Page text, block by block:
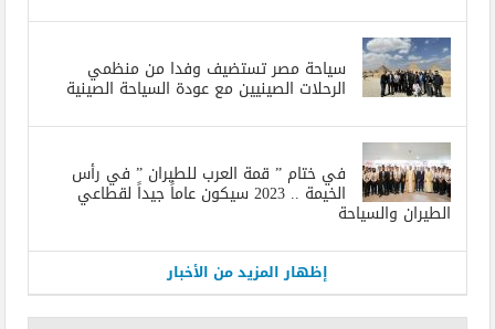
سياحة مصر تستضيف وفدا من منظمي
الرحلات الصينيين مع عودة السياحة الصينية
في ختام ” قمة العرب للطيران ” في رأس
الخيمة .. 2023 سيكون عاماً جيداً لقطاعي
الطيران والسياحة
إظهار المزيد من الأخبار